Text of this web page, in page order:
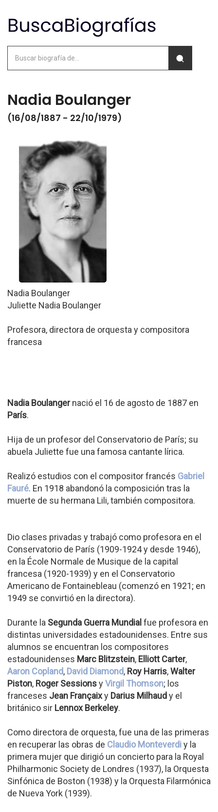
Nadia Boulanger
(16/08/1887 - 22/10/1979)
Nadia Boulanger
Juliette Nadia Boulanger
Profesora, directora de orquesta y compositora
francesa
Nadia Boulangernació el 16 de agosto de 1887 en
París.
Hija de un profesor del Conservatorio de París; su
abuela Juliette fue una famosa cantante lírica.
Realizó estudios con el compositor francés Gabriel
Fauré. En 1918 abandonó la composición tras la
muerte de su hermana Lili, también compositora.
Dio clases privadas y trabajó como profesora en el
Conservatorio de París (1909-1924 y desde 1946),
en la École Normale de Musique de la capital
francesa (1920-1939) y en el Conservatorio
Americano de Fontainebleau (comenzó en 1921; en
1949 se convirtió en la directora).
Durante la Segunda Guerra Mundial fue profesora en
distintas universidades estadounidenses. Entre sus
alumnos se encuentran los compositores
estadounidenses Marc Blitzstein, Elliott Carter,
Aaron Copland, David Diamond, Roy Harris,Walter
Piston, Roger SessionsyVirgil Thomson; los
franceses Jean Françaixy Darius Milhaudy el
británico sir Lennox Berkeley.
Como directora de orquesta, fue una de las primeras
en recuperar las obras de Claudio Monteverdiy la
primera mujer que dirigió un concierto para la Royal
Philharmonic Society de Londres (1937), la Orquesta
Sinfónica de Boston (1938) y la Orquesta Filarmónica
de Nueva York (1939).